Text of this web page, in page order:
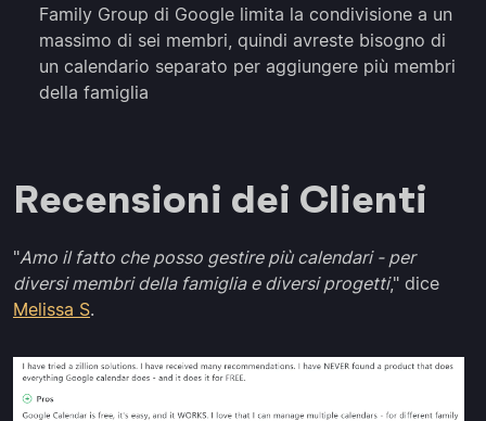
Family Group di Google limita la condivisione a un
massimo di sei membri, quindi avreste bisogno di
un calendario separato per aggiungere più membri
della famiglia
Recensioni dei Clienti
"Amo il fatto che posso gestire più calendari - per
diversi membri della famiglia e diversi progetti," dice
Melissa S.